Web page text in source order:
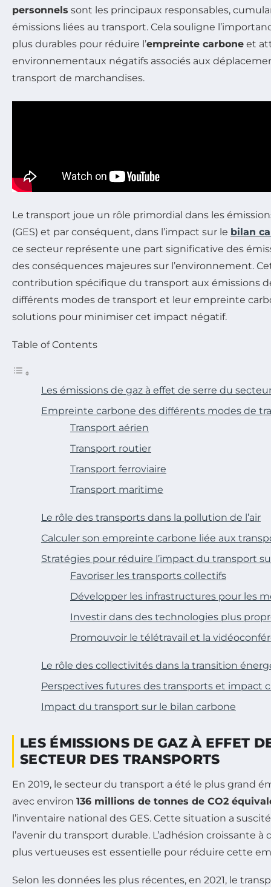
personnels sont les principaux responsables,
émissions liées au transport. Cela souligne
plus durables pour réduire l’empreinte carbone et
environnementaux négatifs associés aux
transport de marchandises.
Le transport joue un rôle primordial dans les
(GES) et par conséquent, dans l’impact sur le bilan
ce secteur représente une part significative des
des conséquences majeures sur l’environnement.
contribution spécifique du transport aux émissions
différents modes de transport et leur empreinte
solutions pour minimiser cet impact négatif.
Table of Contents
Les émissions de gaz à effet de serre du
Empreinte carbone des différents modes de
Transport aérien
Transport routier
Transport ferroviaire
Transport maritime
Le rôle des transports dans la pollution de l’air
Calculer son empreinte carbone liée aux
Stratégies pour réduire l’impact du transport
Favoriser les transports collectifs
Développer les infrastructures pour les
Investir dans des technologies plus
Promouvoir le télétravail et la
Le rôle des collectivités dans la transition
Perspectives futures des transports et impact
Impact du transport sur le bilan carbone
LES ÉMISSIONS DE GAZ À EFFET
SECTEUR DES TRANSPORTS
En 2019, le secteur du transport a été le plus grand
avec environ 136 millions de tonnes de CO2
l’inventaire national des GES. Cette situation a
l’avenir du transport durable. L’adhésion croissante
plus vertueuses est essentielle pour réduire cette
Selon les données les plus récentes, en 2021, le